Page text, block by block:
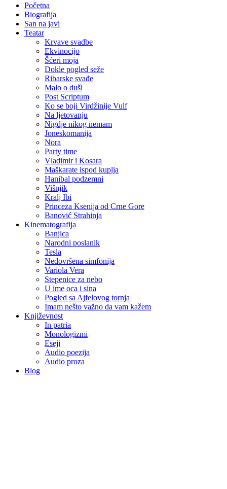
Početna
Biografija
San na javi
Teatar
Krvave svadbe
Ekvinocijo
Šćeri moja
Dokle pogled seže
Ribarske svađe
Malo o duši
Post Scriptum
Ko se boji Virdžinije Vulf
Na ljetovanju
Nigdje nikog nemam
Joneskomanija
Nora
Party time
Vladimir i Kosara
Maškarate ispod kuplja
Hanibal podzemni
Višnjik
Kralj Ibi
Princeza Ksenija od Crne Gore
Banović Strahinja
Kinematografija
Banjica
Narodni poslanik
Tesla
Nedovršena simfonija
Variola Vera
Stepenice za nebo
U ime oca i sina
Pogled sa Ajfelovog tornja
Imam nešto važno da vam kažem
Književnost
In patria
Monologizmi
Eseji
Audio poezija
Audio proza
Blog